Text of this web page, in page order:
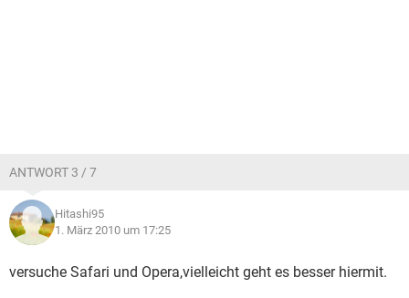
ANTWORT 3 / 7
Hitashi95
1. März 2010 um 17:25
versuche Safari und Opera,vielleicht geht es besser hiermit.